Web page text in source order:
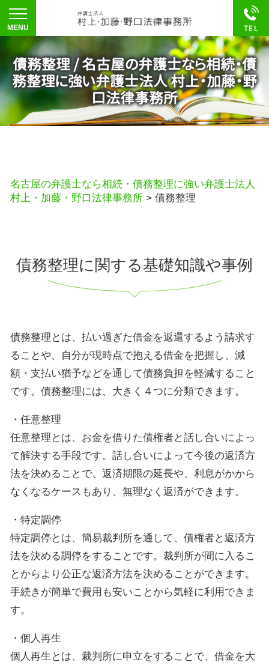
債務整理 / 名古屋の弁護士なら相続・債
務整理に強い弁護士法人 村上・加藤・野
口法律事務所
名古屋の弁護士なら相続・債務整理に強い弁護士法人
村上・加藤・野口法律事務所 > 債務整理
債務整理に関する基礎知識や事例
債務整理とは、払い過ぎた借金を返還するよう請求す
ることや、自分が現時点で抱える借金を把握し、減
額・支払い猶予などを通して債務負担を軽減すること
です。債務整理には、大きく４つに分類できます。
・任意整理
任意整理とは、お金を借りた債権者と話し合いによっ
て解決する手段です。話し合いによって今後の返済方
法を決めることで、返済期限の延長や、利息がかから
なくなるケースもあり、無理なく返済ができます。
・特定調停
特定調停とは、簡易裁判所を通して、債権者と返済方
法を決める調停をすることです。裁判所が間に入るこ
とからより公正な返済方法を決めることができます。
手続きが簡単で費用も安いことから気軽に利用できま
す。
・個人再生
個人再生とは、裁判所に申立をすることで、借金を大